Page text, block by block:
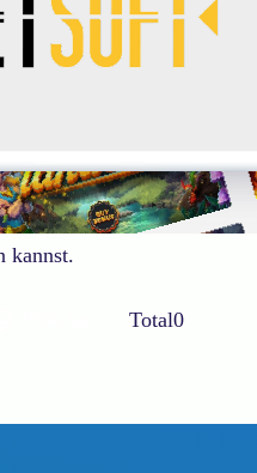
kannst.
Total0